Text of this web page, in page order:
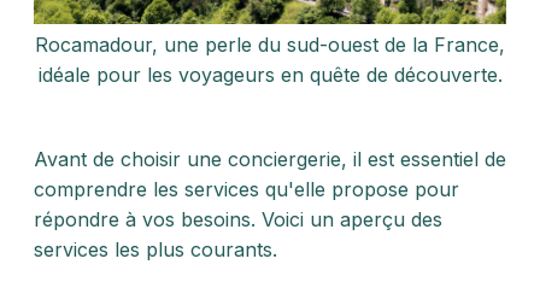
Rocamadour, une perle du sud-ouest de la France,
idéale pour les voyageurs en quête de découverte.
Avant de choisir une conciergerie, il est essentiel de
comprendre les services qu'elle propose pour
répondre à vos besoins. Voici un aperçu des
services les plus courants.